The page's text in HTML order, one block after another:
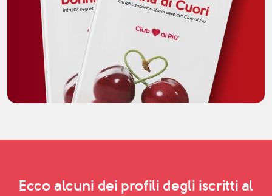
Ecco alcuni dei profili degli iscritti al